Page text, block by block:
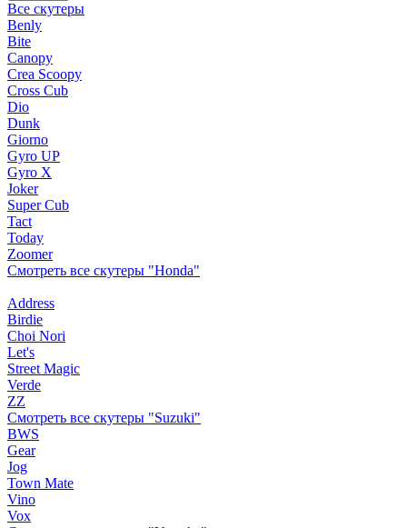
Все скутеры
Benly
Bite
Canopy
Crea Scoopy
Cross Cub
Dio
Dunk
Giorno
Gyro UP
Gyro X
Joker
Super Cub
Tact
Today
Zoomer
Смотреть все скутеры "Honda"
Address
Birdie
Choi Nori
Let's
Street Magic
Verde
ZZ
Смотреть все скутеры "Suzuki"
BWS
Gear
Jog
Town Mate
Vino
Vox